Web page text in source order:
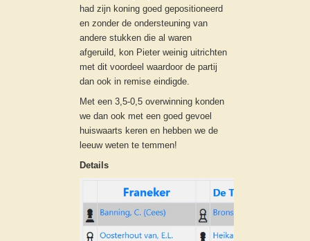
had zijn koning goed gepositioneerd
en zonder de ondersteuning van
andere stukken die al waren
afgeruild, kon Pieter weinig uitrichten
met dit voordeel waardoor de partij
dan ook in remise eindigde.
Met een 3,5-0,5 overwinning konden
we dan ook met een goed gevoel
huiswaarts keren en hebben we de
leeuw weten te temmen!
Details